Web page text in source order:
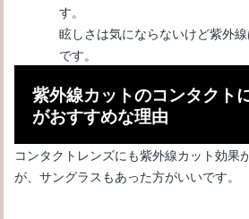
サングラスの選び方！顔の形別に似合う
す。
眩しさは気にならないけど紫外
です。
紫外線カットのコンタクト
がおすすめな理由
コンタクトレンズにも紫外線カット効果
が、サングラスもあった方がいいです。